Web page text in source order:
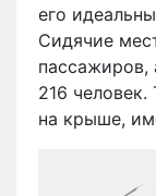
его
Сидячие
пассажиров,
216 человек.
на крыше,